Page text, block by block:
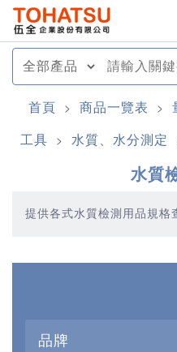
首頁 > 商品一覽表 >
工具 > 水質、水分測定
水質
提供各式水質檢測用品規格
企業深耕模具產業多年，
產品
品牌